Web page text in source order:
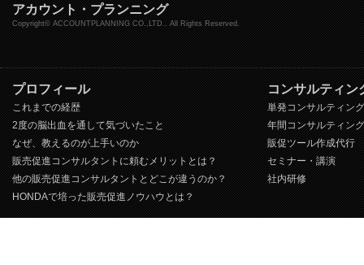
アカウント・プランニング
Copyright© ACCOUNTPLANNING CO.,LTD.. All Rights Reserved.
プロフィール
これまでの経歴
2度の脳出血を通して気づいたこと
なぜ、教えるのが上手いのか
販売促進コンサルタントに頼むメリットとは？
他の販売促進コンサルタントとどこが違うのか？
HONDAで培った販売促進ノウハウとは？
コンサルティン
単発コンサルティング
年間コンサルティング
販促ツール作成代行
セミナー・講演
社内研修